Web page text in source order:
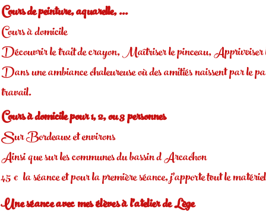
Cours de peinture, aquarelle, ...
Cours à domicile
Découvrir le trait de crayon, Maîtriser le pinceau,Apprivoiser
Dans une ambiance chaleureuse où des amitiés naissent par le
travail.
Cours à domicilepour 1, 2, ou 3 personnes
Sur Bordeaux et environs
Ainsi que sur les communes du bassin d Arcachon
45 € la séance et pour la première séance, j'apporte tout le
Une séance avec mes élèves à l'atelier de Lège